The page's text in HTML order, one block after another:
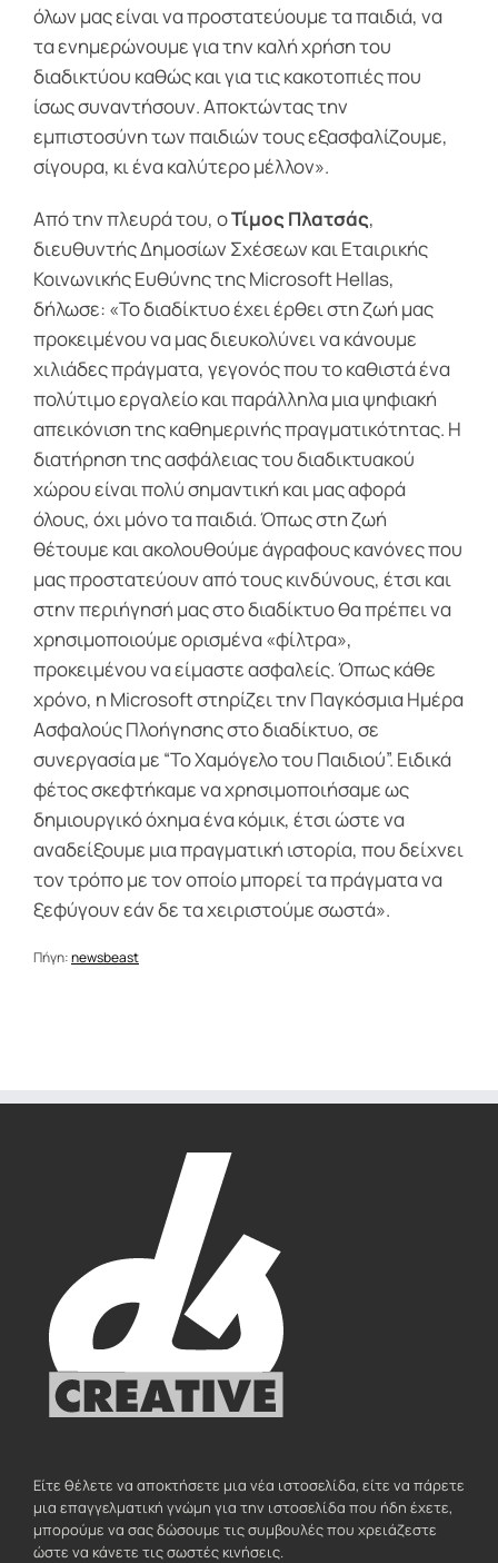
όλων μας είναι να προστατεύουμε τα παιδιά, να
τα ενημερώνουμε για την καλή χρήση του
διαδικτύου καθώς και για τις κακοτοπιές που
ίσως συναντήσουν. Αποκτώντας την
εμπιστοσύνη των παιδιών τους εξασφαλίζουμε,
σίγουρα, κι ένα καλύτερο μέλλον».
Από την πλευρά του, οΤίμος Πλατσάς,
διευθυντής Δημοσίων Σχέσεων και Εταιρικής
Κοινωνικής Ευθύνης της Microsoft Hellas,
δήλωσε: «Το διαδίκτυο έχει έρθει στη ζωή μας
προκειμένου να μας διευκολύνει να κάνουμε
χιλιάδες πράγματα, γεγονός που το καθιστά ένα
πολύτιμο εργαλείο και παράλληλα μια ψηφιακή
απεικόνιση της καθημερινής πραγματικότητας. Η
διατήρηση της ασφάλειας του διαδικτυακού
χώρου είναι πολύ σημαντική και μας αφορά
όλους, όχι μόνο τα παιδιά. Όπως στη ζωή
θέτουμε και ακολουθούμε άγραφους κανόνες που
μας προστατεύουν από τους κινδύνους, έτσι και
στην περιήγησή μας στο διαδίκτυο θα πρέπει να
χρησιμοποιούμε ορισμένα «φίλτρα»,
προκειμένου να είμαστε ασφαλείς. Όπως κάθε
χρόνο, η Microsoft στηρίζει την Παγκόσμια Ημέρα
Ασφαλούς Πλοήγησης στο διαδίκτυο, σε
συνεργασία με “Το Χαμόγελο του Παιδιού”. Ειδικά
φέτος σκεφτήκαμε να χρησιμοποιήσαμε ως
δημιουργικό όχημα ένα κόμικ, έτσι ώστε να
αναδείξουμε μια πραγματική ιστορία, που δείχνει
τον τρόπο με τον οποίο μπορεί τα πράγματα να
ξεφύγουν εάν δε τα χειριστούμε σωστά».
Πήγη:newsbeast
Είτε θέλετε να αποκτήσετε μια νέα ιστοσελίδα, είτε να πάρετε
μια επαγγελματική γνώμη για την ιστοσελίδα που ήδη έχετε,
μπορούμε να σας δώσουμε τις συμβουλές που χρειάζεστε
ώστε να κάνετε τις σωστές κινήσεις.